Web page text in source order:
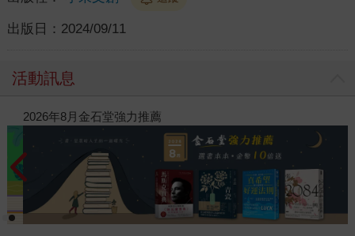
出版日： 2024/09/11
活動訊息
閱讀漫遊錄-2026上半年暢銷榜